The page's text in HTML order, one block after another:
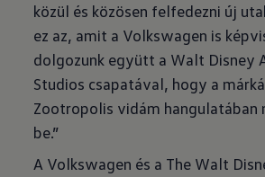
közül és közösen felfedezni új
ez az, amit a Volkswagen is
dolgozunk együtt a Walt Disney
Studios csapatával, hogy a
Zootropolis vidám hangulatában
be.”
A Volkswagen és a The Walt